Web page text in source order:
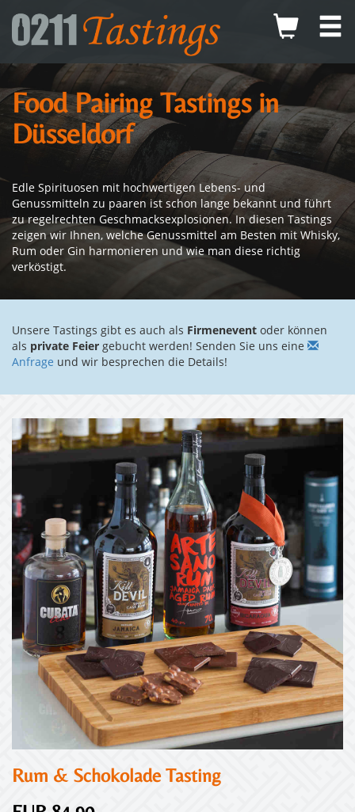
Food Pairing Tastings in
Düsseldorf
Edle Spirituosen mit hochwertigen Lebens- und
Genussmitteln zu paaren ist schon lange bekannt und führt
zu regelrechten Geschmacksexplosionen. In diesen Tastings
zeigen wir Ihnen, welche Genussmittel am Besten mit Whisky,
Rum oder Gin harmonieren und wie man diese richtig
verköstigt.
Unsere Tastings gibt es auch als Firmenevent oder können
als private Feier gebucht werden! Senden Sie uns eine
Anfrage und wir besprechen die Details!
Rum & Schokolade Tasting